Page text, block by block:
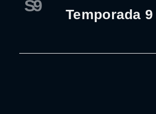
S9 Temporada 9